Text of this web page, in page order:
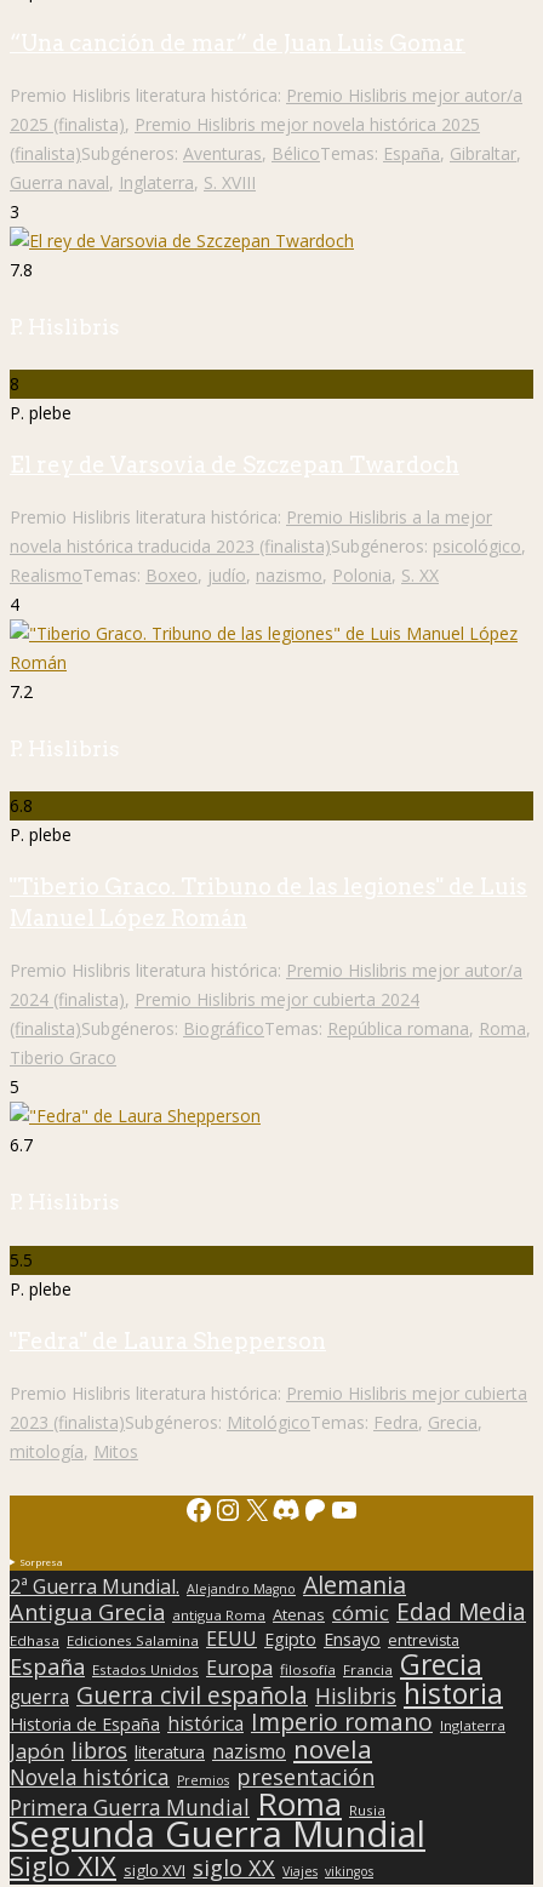
“Una canción de mar” de Juan Luis Gomar
Premio Hislibris literatura histórica: Premio Hislibris mejor autor/a
2025 (finalista), Premio Hislibris mejor novela histórica 2025
(finalista)Subgéneros: Aventuras, BélicoTemas: España, Gibraltar,
Guerra naval, Inglaterra, S. XVIII
3
7.8
P. Hislibris
8
P. plebe
El rey de Varsovia de Szczepan Twardoch
Premio Hislibris literatura histórica: Premio Hislibris a la mejor
novela histórica traducida 2023 (finalista)Subgéneros: psicológico,
RealismoTemas: Boxeo, judío, nazismo, Polonia, S. XX
4
7.2
P. Hislibris
6.8
P. plebe
"Tiberio Graco. Tribuno de las legiones" de Luis
Manuel López Román
Premio Hislibris literatura histórica: Premio Hislibris mejor autor/a
2024 (finalista), Premio Hislibris mejor cubierta 2024
(finalista)Subgéneros: BiográficoTemas: República romana, Roma,
Tiberio Graco
5
6.7
P. Hislibris
5.5
P. plebe
"Fedra" de Laura Shepperson
Premio Hislibris literatura histórica: Premio Hislibris mejor cubierta
2023 (finalista)Subgéneros: MitológicoTemas: Fedra, Grecia,
mitología, Mitos
Facebook
Instagram
X Discord
Patreon
YouTube
Sorpresa
2ª Guerra Mundial. Alejandro Magno Alemania
Antigua Grecia antigua Roma Atenas cómic Edad Media
Edhasa Ediciones Salamina EEUU Egipto Ensayo entrevista
España Estados Unidos Europa filosofía Francia Grecia
guerra Guerra civil española Hislibris historia
Historia de España histórica Imperio romano Inglaterra
Japón libros literatura nazismo novela
Novela histórica Premios presentación
Primera Guerra Mundial Roma Rusia
Segunda Guerra Mundial
Siglo XIX siglo XVI siglo XX Viajes vikingos